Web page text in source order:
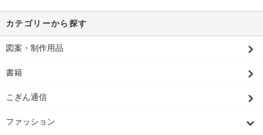
カテゴリーから探す
図案・制作用品
書籍
こぎん通信
ファッション